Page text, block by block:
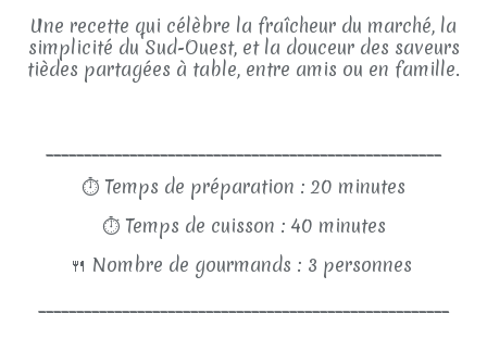
Une recette qui célèbre la fraîcheur du marché, la
simplicité du Sud-Ouest, et la douceur des saveurs
tièdes partagées à table, entre amis ou en famille.
⏱ Temps de préparation : 20 minutes
⏱ Temps de cuisson : 40 minutes
🍴 Nombre de gourmands : 3 personnes